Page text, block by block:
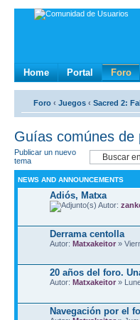
Home Portal Foro
Foro ‹ Juegos ‹ Sacred 2:
Guías comúnes de
Publicar un nuevo
tema
NEWS AND ANNOUNCEMENTS
Adiós, Matxa
Autor:
Derrama centolla
Autor: Matxakeitor »
20 años del foro.
Autor: Matxakeitor »
Navegación por el